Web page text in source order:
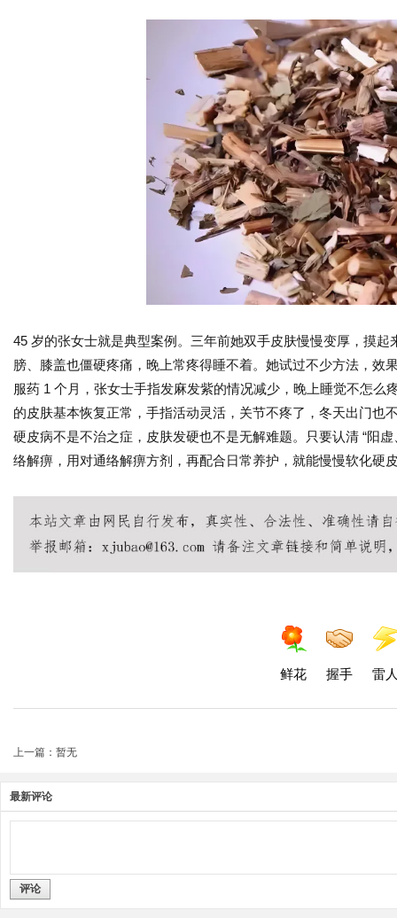
45 岁的张女士就是典型案例。三年前她双手皮肤慢慢变厚，摸
膀、膝盖也僵硬疼痛，晚上常疼得睡不着。她试过不少方法，效
服药 1 个月，张女士手指发麻发紫的情况减少，晚上睡觉不怎
的皮肤基本恢复正常，手指活动灵活，关节不疼了，冬天出门也
硬皮病不是不治之症，皮肤发硬也不是无解难题。只要认清 “阳
络解痹，用对通络解痹方剂，再配合日常养护，就能慢慢软化硬
鲜花 握手 雷
上一篇：暂无
最新评论
评论